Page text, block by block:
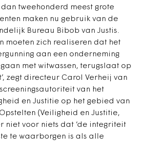
tweehonderd meest grote
maken nu gebruik van de
Bureau Bibob van Justis.
moeten zich realiseren dat het
aan een onderneming
met witwassen, terugslaat op
zegt directeur Carol Verheij van
van het
en Justitie op het gebied van
(Veiligheid en Justitie,
niet voor niets dat ‘de integriteit
te waarborgen is als alle